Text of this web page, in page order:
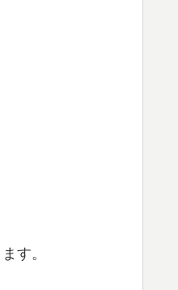
す。